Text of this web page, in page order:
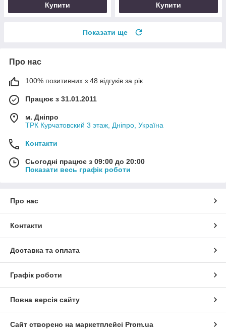
Купити Купити
Показати ще
Про нас
100% позитивних з 48 відгуків за рік
Працює з 31.01.2011
м. Дніпро
ТРК Курчатовский 3 этаж, Дніпро, Україна
Контакти
Сьогодні працює з 09:00 до 20:00
Показати весь графік роботи
Про нас
Контакти
Доставка та оплата
Графік роботи
Повна версія сайту
Сайт створено на маркетплейсі Prom.ua